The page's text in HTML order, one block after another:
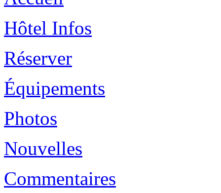
Hôtel Infos
Réserver
Équipements
Photos
Nouvelles
Commentaires